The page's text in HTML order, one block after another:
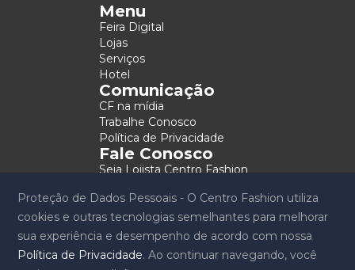
Menu
Feira Digital
Lojas
Serviços
Hotel
Comunicação
CF na mídia
Trabalhe Conosco
Política de Privacidade
Fale Conosco
Seja Lojista Centro Fashion
Copyright 2026 © Centro Fashion. Todos os direitos
reservados
Proteção de Dados Pessoais - O Centro Fashion utiliza
cookies e outras tecnologias semelhantes para melhorar
sua experiência e desempenho de acordo com nossa
Política de Privacidade. Ao continuar navegando, você